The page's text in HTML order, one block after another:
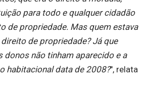
para todo e qualquer cidadão
de propriedade. Mas quem estava
de propriedade? Já que
donos não tinham aparecido e a
habitacional data de 2008?", relata